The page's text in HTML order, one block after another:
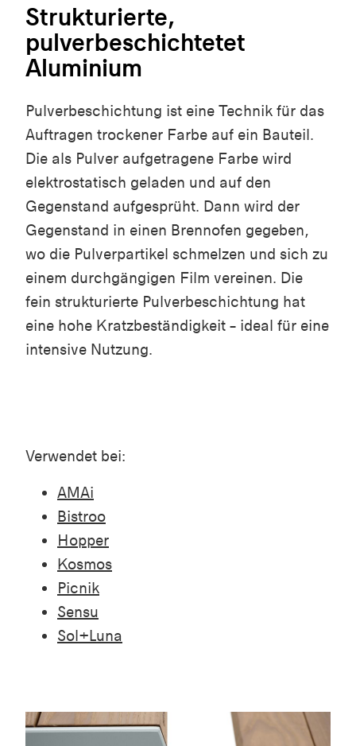
Strukturierte,
pulverbeschichtetet
Aluminium
Pulverbeschichtung ist eine Technik für das
Auftragen trockener Farbe auf ein Bauteil.
Die als Pulver aufgetragene Farbe wird
elektrostatisch geladen und auf den
Gegenstand aufgesprüht. Dann wird der
Gegenstand in einen Brennofen gegeben,
wo die Pulverpartikel schmelzen und sich zu
einem durchgängigen Film vereinen. Die
fein strukturierte Pulverbeschichtung hat
eine hohe Kratzbeständigkeit – ideal für eine
intensive Nutzung.
Verwendet bei:
AMAi
Bistroo
Hopper
Kosmos
Picnik
Sensu
Sol+Luna